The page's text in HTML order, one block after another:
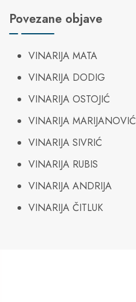
Povezane objave
VINARIJA MATA
VINARIJA DODIG
VINARIJA OSTOJIĆ
VINARIJA MARIJANOVIĆ
VINARIJA SIVRIĆ
VINARIJA RUBIS
VINARIJA ANDRIJA
VINARIJA ČITLUK